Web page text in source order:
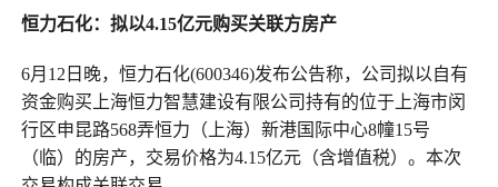
恒力石化：拟以4.15亿元购买关联方房产
6月12日晚，恒力石化(600346)发布公告称，公司拟以自有
资金购买上海恒力智慧建设有限公司持有的位于上海市闵
行区申昆路568弄恒力（上海）新港国际中心8幢15号
（临）的房产，交易价格为4.15亿元（含增值税）。本次